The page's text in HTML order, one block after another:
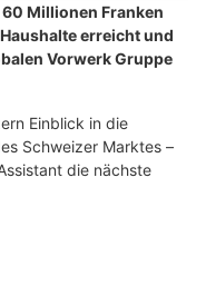
Millionen Franken
erreicht und
Vorwerk Gruppe
Einblick in die
Schweizer Marktes –
die nächste